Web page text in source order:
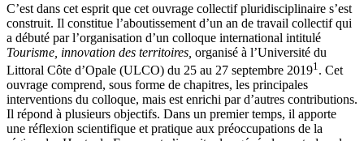
C’est dans cet esprit que cet ouvrage collectif pluridisciplinaire s’est
construit. Il constitue l’aboutissement d’un an de travail collectif qui
a débuté par l’organisation d’un colloque international intitulé
Tourisme, innovation des territoires, organisé à l’Université du
Littoral Côte d’Opale (ULCO) du 25 au 27 septembre 20191 . Cet
ouvrage comprend, sous forme de chapitres, les principales
interventions du colloque, mais est enrichi par d’autres contributions.
Il répond à plusieurs objectifs. Dans un premier temps, il apporte
une réflexion scientifique et pratique aux préoccupations de la